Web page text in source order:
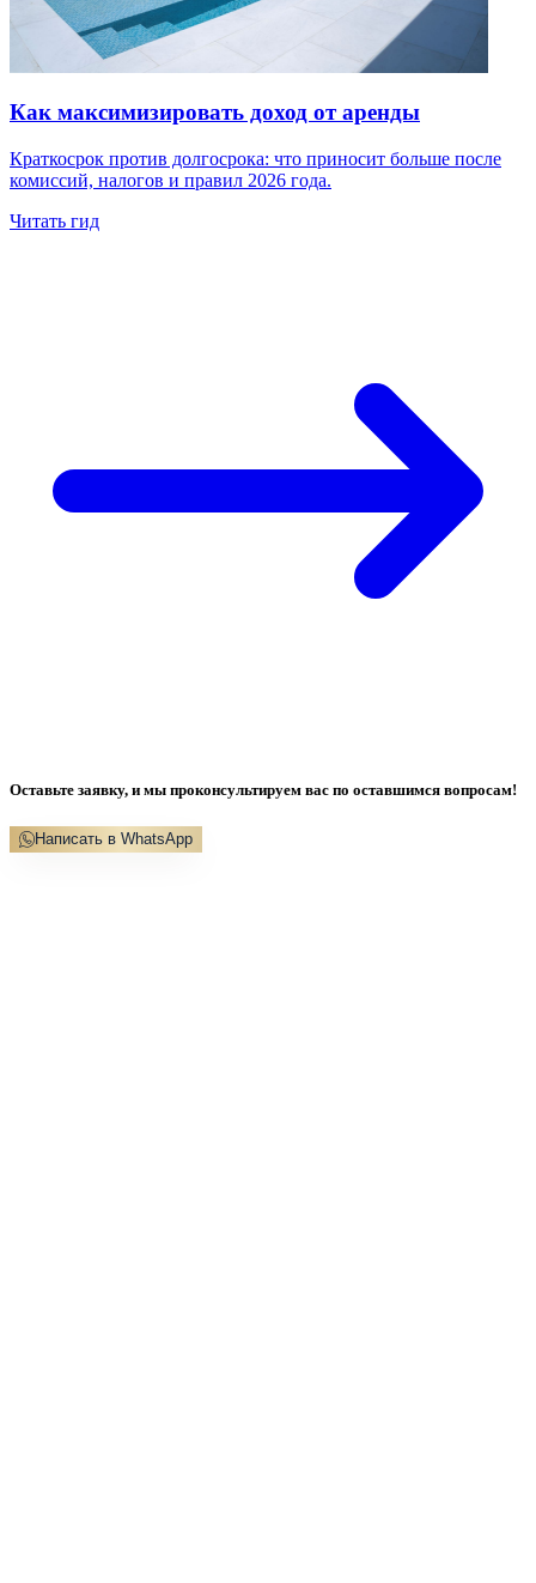
Как максимизировать доход от аренды
Краткосрок против долгосрока: что приносит больше после
комиссий, налогов и правил 2026 года.
Читать гид
Оставьте заявку, и мы проконсультируем вас по оставшимся вопросам!
Написать в WhatsApp